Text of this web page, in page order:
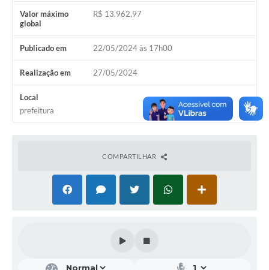
Valor máximo
global
R$ 13.962,97
Publicado em 22/05/2024 às 17h00
Realização em 27/05/2024
Local
prefeitura
COMPARTILHAR